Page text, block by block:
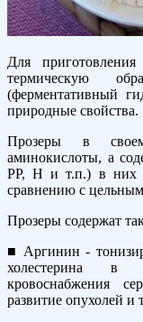
Для
термическую
(ферментативный
природные свойства.
Прозеры в
аминокислоты, а
РР, Н и т.п.) в них
сравнению с
Прозеры содержат
■ Аргинин -
холестерина в
кровоснабжения
развитие опухолей и